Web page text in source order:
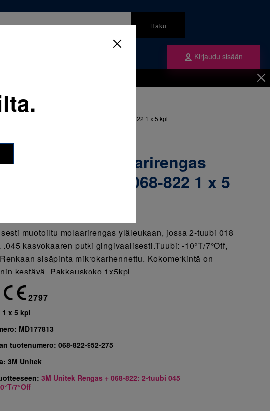
Haku
Kirjaudu sisään
Tilaa ne
/ Oikominen
275 Molaarirengas yläleuka oikea 37+ & 068-822 1 x 5 kpl
952-275 Molaarirengas
oikea 37+ & 068-822 1 x 5
muotoiltu molaarirengas yläleukaan, jossa 2-tuubi 018
kasvokaaren putki gingivaalisesti.Tuubi: -10°T/7°Off,
sisäpinta mikrokarhennettu. Kokomerkintä on
kestävä. Pakkauskoko 1x5kpl
2797
1 x 5 kpl
MD177813
tuotenumero:068-822-952-275
3M Unitek
3M Unitek Rengas + 068-822: 2-tuubi 045
7°Off